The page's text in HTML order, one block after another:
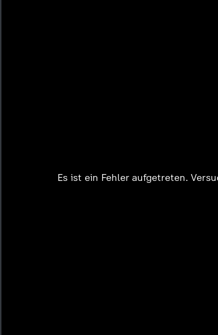
Es ist ein Fehler aufgetreten.